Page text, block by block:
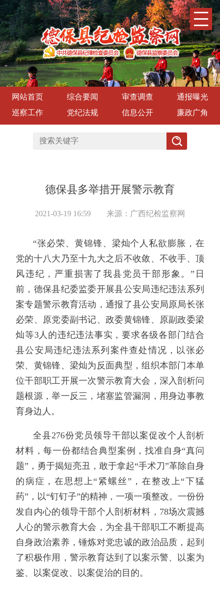
网站首页 综合要闻 审查调查
通报曝光
巡察工作
党纪法规 信息公开 廉政广角
德保县多举措开展警示教育
2021-03-19 16:59 来源：广西纪检监察网
“张必荣、黄锦锋、梁灿个人私欲膨胀，在
党的十八大乃至十九大之后不收敛、不收手、顶
风违纪，严重损害了我县党员干部形象。”日
前，德保县纪委监委开展县公安局违纪违法系列
案专题警示教育活动，通报了县公安局原局长张
必荣、原党委副书记、政委黄锦锋、原副政委梁
灿等3人的违纪违法事实，要求各级各部门结合
县公安局违纪违法系列案件查处情况，以张必
荣、黄锦锋、梁灿为反面典型，组织本部门本单
位干部职工开展一次警示教育大会，深入剖析问
题根源，举一反三，堵塞监管漏洞，用身边事教
育身边人。
全县276份党员领导干部以案促改个人剖析
材料，每一份都结合典型案例，找准自身“真问
题”，勇于揭短亮丑，敢于拿起“手术刀”革除自身
的病症，在思想上“紧螺丝”，在整改上“下猛
药”，以“钉钉子”的精神，一项一项整改。一份份
发自内心的领导干部个人剖析材料，78场次震撼
人心的警示教育大会，为全县干部职工不断提高
自身政治素养，锤炼对党忠诚的政治品质，起到
了积极作用，警示教育达到了以案示警、以案为
鉴、以案促改、以案促治的目的。